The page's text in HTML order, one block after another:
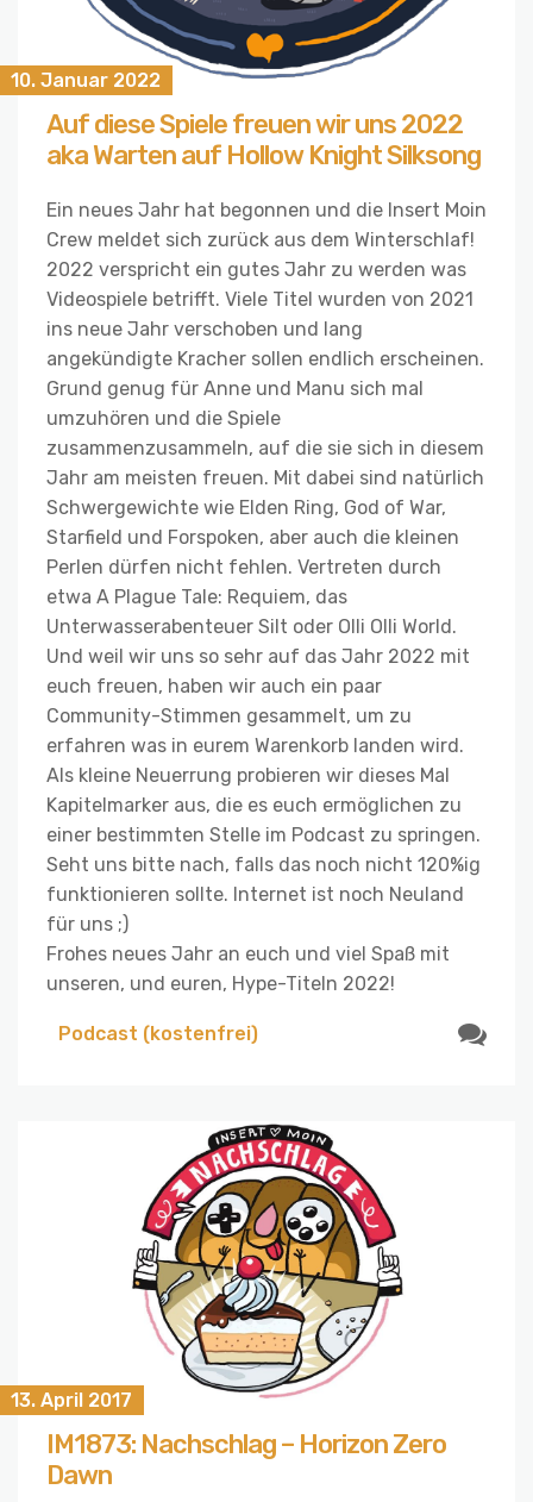
10. Januar 2022
Auf diese Spiele freuen wir uns 2022
aka Warten auf Hollow Knight Silksong
Ein neues Jahr hat begonnen und die Insert Moin
Crew meldet sich zurück aus dem Winterschlaf!
2022 verspricht ein gutes Jahr zu werden was
Videospiele betrifft. Viele Titel wurden von 2021
ins neue Jahr verschoben und lang
angekündigte Kracher sollen endlich erscheinen.
Grund genug für Anne und Manu sich mal
umzuhören und die Spiele
zusammenzusammeln, auf die sie sich in diesem
Jahr am meisten freuen. Mit dabei sind natürlich
Schwergewichte wie Elden Ring, God of War,
Starfield und Forspoken, aber auch die kleinen
Perlen dürfen nicht fehlen. Vertreten durch
etwa A Plague Tale: Requiem, das
Unterwasserabenteuer Silt oder Olli Olli World.
Und weil wir uns so sehr auf das Jahr 2022 mit
euch freuen, haben wir auch ein paar
Community-Stimmen gesammelt, um zu
erfahren was in eurem Warenkorb landen wird.
Als kleine Neuerrung probieren wir dieses Mal
Kapitelmarker aus, die es euch ermöglichen zu
einer bestimmten Stelle im Podcast zu springen.
Seht uns bitte nach, falls das noch nicht 120%ig
funktionieren sollte. Internet ist noch Neuland
für uns ;)
Frohes neues Jahr an euch und viel Spaß mit
unseren, und euren, Hype-Titeln 2022!
Podcast (kostenfrei)
13. April 2017
IM1873: Nachschlag – Horizon Zero
Dawn